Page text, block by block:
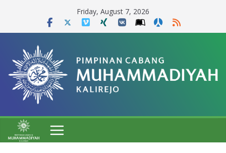
content
Friday, August 7, 2026